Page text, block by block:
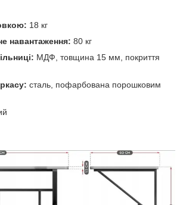
18 кг
навантаження: 80 кг
МДФ, товщина 15 мм, покриття
сталь, пофарбована порошковим